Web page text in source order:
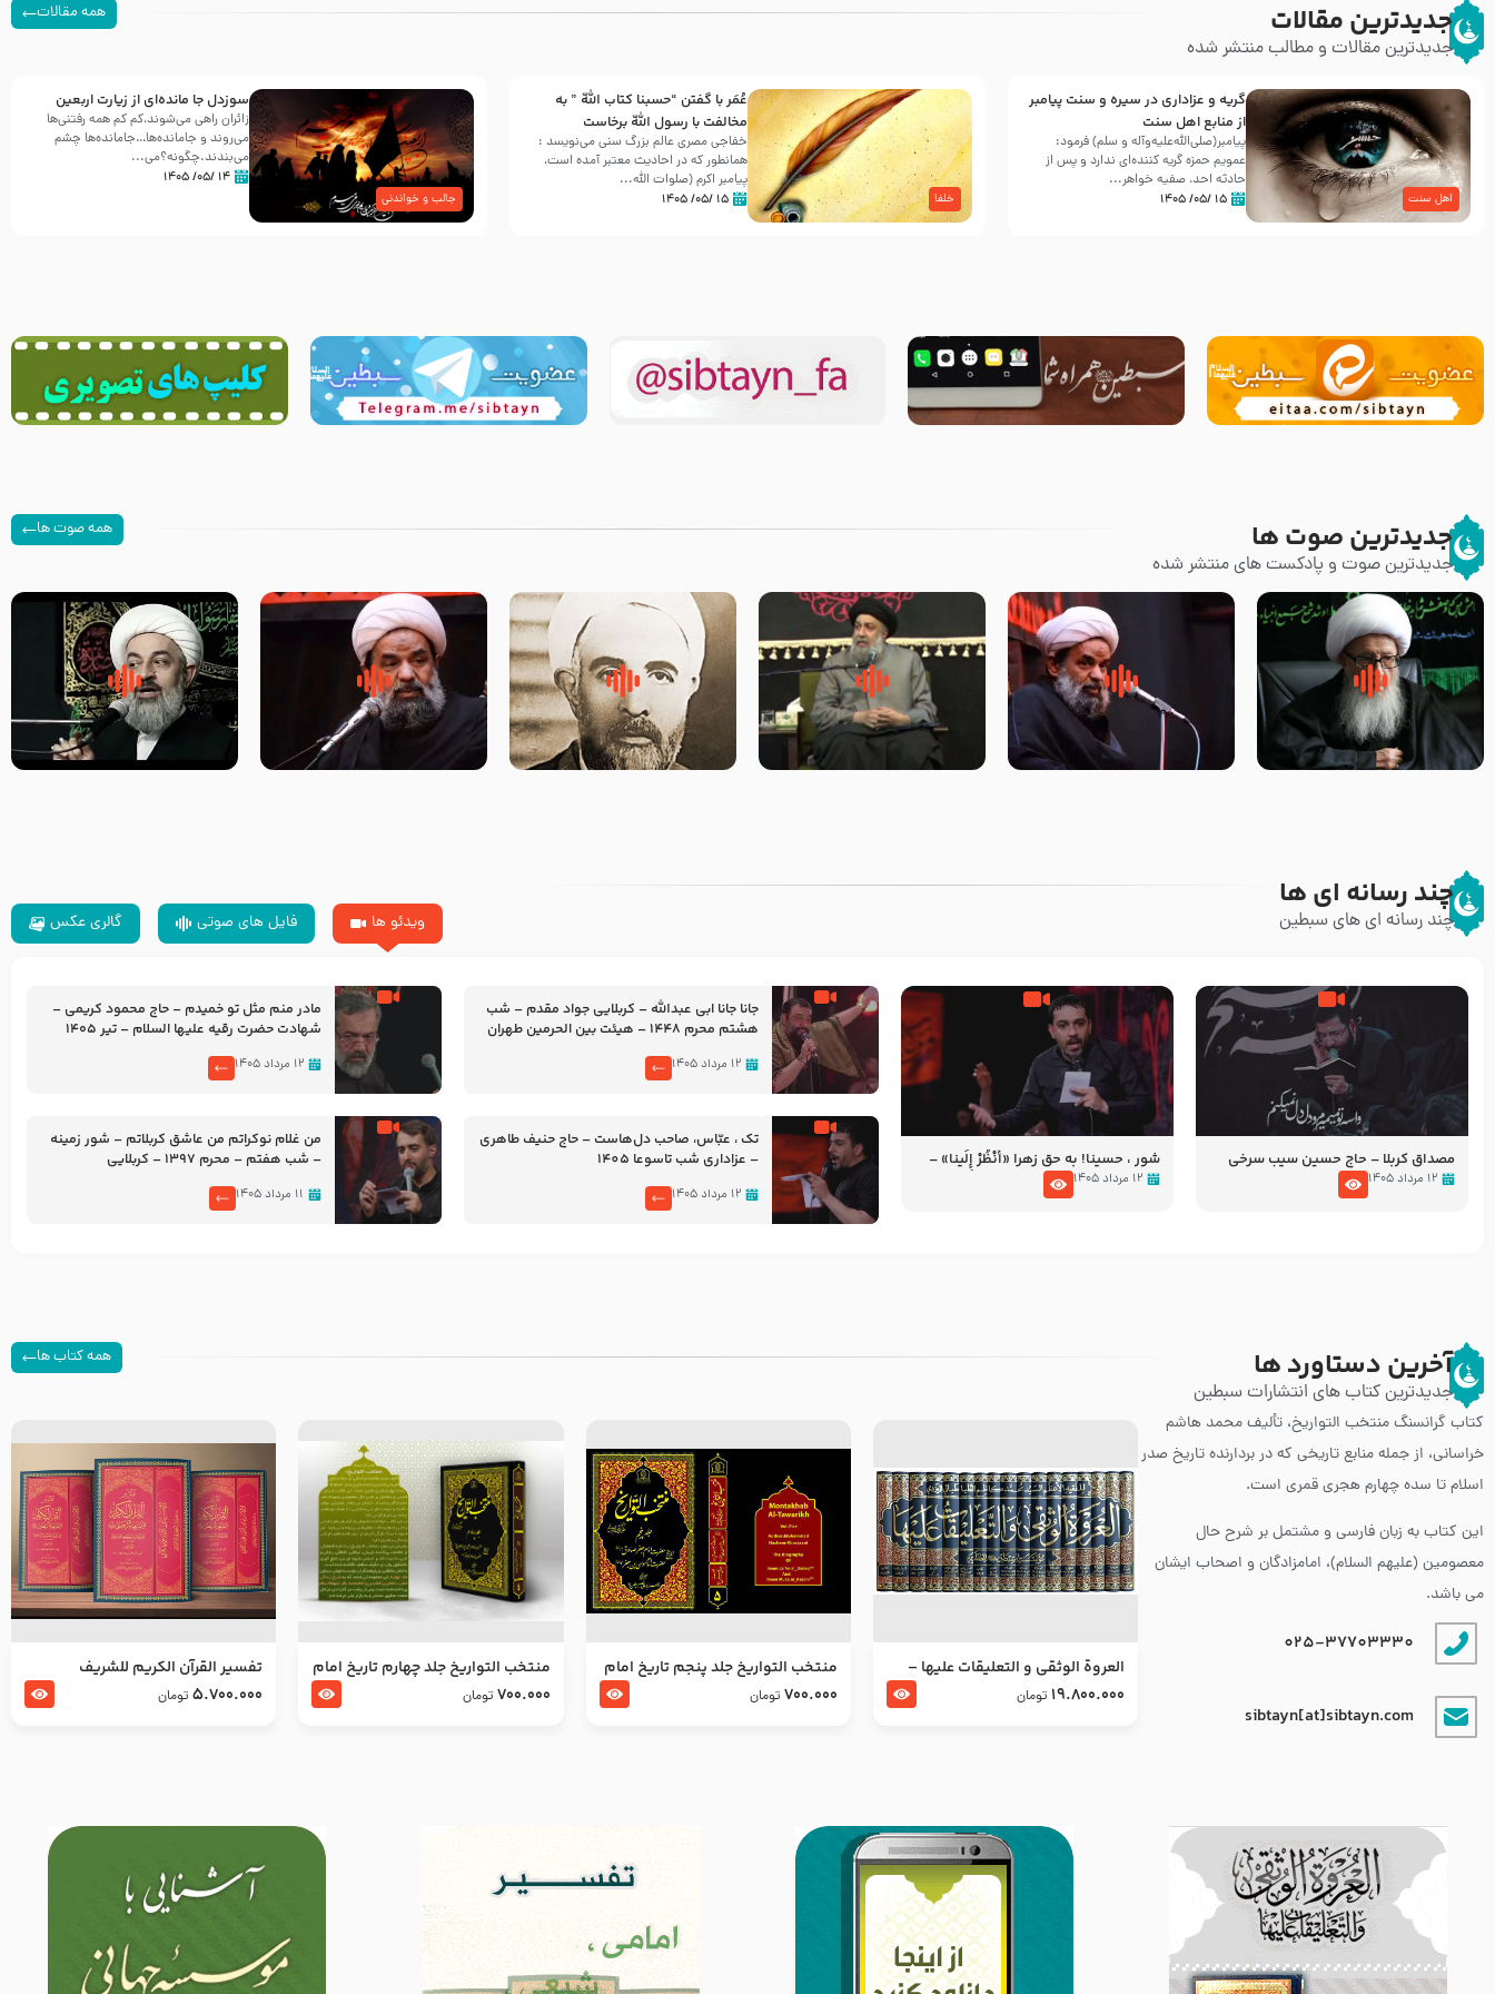
جدیدترین مقالات
جدیدترین مقالات و مطالب منتشر شده
همه مقالات
اهل سنت
گریه و عزاداری در سیره و سنت پیامبر
از منابع اهل سنت
پیامبر(صلی‌الله‌علیه‌وآله و سلم) فرمود:
عمویم حمزه گریه کننده‌ای ندارد و پس از
حادثه احد، صفیه خواهر...
۱۵ /۰۵/ ۱۴۰۵ خلفا
عُمَر با گفتن “حسبنا كتاب اللّه ” به
مخالفت با رسول اللّه برخاست
خفاجی مصری عالم بزرگ سنی می‌نویسد :
همانطور که در احادیث معتبر آمده است،
پیامبر اکرم (صلوات اللّه...
۱۵ /۰۵/ ۱۴۰۵ جالب و خواندنی
سوزدل جا مانده‌ای از زیارت اربعین
زائران راهی می‌شوند،کم‌ کم همه رفتنی‌ها
می‌روند و جامانده‌ها…جامانده‌ها چشم
می‌بندند.چگونه؟می‌...
۱۴ /۰۵/ ۱۴۰۵
جدیدترین صوت ها
جدیدترین صوت و پادکست های منتشر شده
همه صوت ها
زوّار اربعین امام حسین (علیه
السلام) با این اشتیاق به زیارت
روضه جانسوز پاره های جگر امام
حسن مجتبی علیه السلام-حجت
لقب حضرت رقیه سلام الله علیها
به چه معناست – حجت الاسلام
روضه‌ی مجلس یزید ملعون و
اسارت اهل‌بیت علیهم‌السلام –
سلام جوانی که امام حسین علیه
السلام خودش جوابش را دادند
زیارتی که اسباب رزق زیاد و عمر
طولانی است حجت السلام حسین
چند رسانه ای ها
چند رسانه ای های سبطین ویدئو ها فایل های صوتی گالری عکس
مصداق کربلا – حاج حسین سیب سرخی
۱۲ مرداد ۱۴۰۵
شور ، حسینا! به‌ حق زهرا «أُنْظُرْ إِلَینا» –
عزاداری شب هفتم ماه محرّم 1405
۱۲ مرداد ۱۴۰۵
جانا جانا ابی عبدالله – کربلایی جواد مقدم – شب
هشتم محرم 1448 – هیئت بین الحرمین طهران
۱۲ مرداد ۱۴۰۵
مادر منم مثل تو خمیدم – حاج محمود کریمی –
شهادت حضرت رقیه علیها السلام – تیر ۱۴۰۵
۱۲ مرداد ۱۴۰۵
تک ، عبّاس، صاحب دل‌هاست – حاج حنیف طاهری
– عزاداری شب تاسوعا 1405
۱۲ مرداد ۱۴۰۵
من غلام نوکراتم من عاشق کربلاتم – شور زمینه
– شب هفتم – محرم 1397 – کربلایی
۱۱ مرداد ۱۴۰۵
آخرین دستاورد ها
جدیدترین کتاب های انتشارات سبطین
همه کتاب ها
کتاب گرانسنگ منتخب التواريخ، تألیف محمد هاشم
خراسانی، از جمله منابع تاریخی که در بردارنده تاریخ صدر
اسلام تا سده چهارم هجری قمری است.
این کتاب به زبان فارسی و مشتمل بر شرح حال
معصومین (علیهم السلام)، امامزادگان و اصحاب ایشان
می باشد.
025-37703330
sibtayn[at]sibtayn.com
العروة الوثقى و التعليقات عليها –
طرح جدید
19.800.000 تومان
منتخب التواریخ جلد پنجم تاریخ امام
جعفر صادق و امام موسی بن جعفر
700.000 تومان
منتخب التواریخ جلد چهارم تاریخ امام
زین العابدین و امام محمد باقر
700.000 تومان
تفسير القرآن الكريم للشريف
المرتضي قدس سرّه
5.700.000 تومان